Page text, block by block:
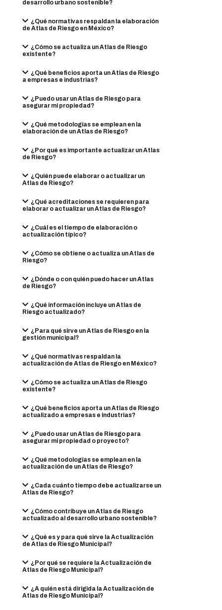
desarrollo urbano sostenible?
¿Qué normativas respaldan la elaboración
de Atlas de Riesgo en México?
¿Cómo se actualiza un Atlas de Riesgo
existente?
¿Qué beneficios aporta un Atlas de Riesgo
a empresas e industrias?
¿Puedo usar un Atlas de Riesgo para
asegurar mi propiedad?
¿Qué metodologías se emplean en la
elaboración de un Atlas de Riesgo?
¿Por qué es importante actualizar un Atlas
de Riesgo?
¿Quién puede elaborar o actualizar un
Atlas de Riesgo?
¿Qué acreditaciones se requieren para
elaborar o actualizar un Atlas de Riesgo?
¿Cuál es el tiempo de elaboración o
actualización típico?
¿Cómo se obtiene o actualiza un Atlas de
Riesgo?
¿Dónde o con quién puedo hacer un Atlas
de Riesgo?
¿Qué información incluye un Atlas de
Riesgo actualizado?
¿Para qué sirve un Atlas de Riesgo en la
gestión municipal?
¿Qué normativas respaldan la
actualización de Atlas de Riesgo en México?
¿Cómo se actualiza un Atlas de Riesgo
existente?
¿Qué beneficios aporta un Atlas de Riesgo
actualizado a empresas e industrias?
¿Puedo usar un Atlas de Riesgo para
asegurar mi propiedad o proyecto?
¿Qué metodologías se emplean en la
actualización de un Atlas de Riesgo?
¿Cada cuánto tiempo debe actualizarse un
Atlas de Riesgo?
¿Cómo contribuye un Atlas de Riesgo
actualizado al desarrollo urbano sostenible?
¿Qué es y para qué sirve la Actualización
de Atlas de Riesgo Municipal?
¿Por qué se requiere la Actualización de
Atlas de Riesgo Municipal?
¿A quién está dirigida la Actualización de
Atlas de Riesgo Municipal?